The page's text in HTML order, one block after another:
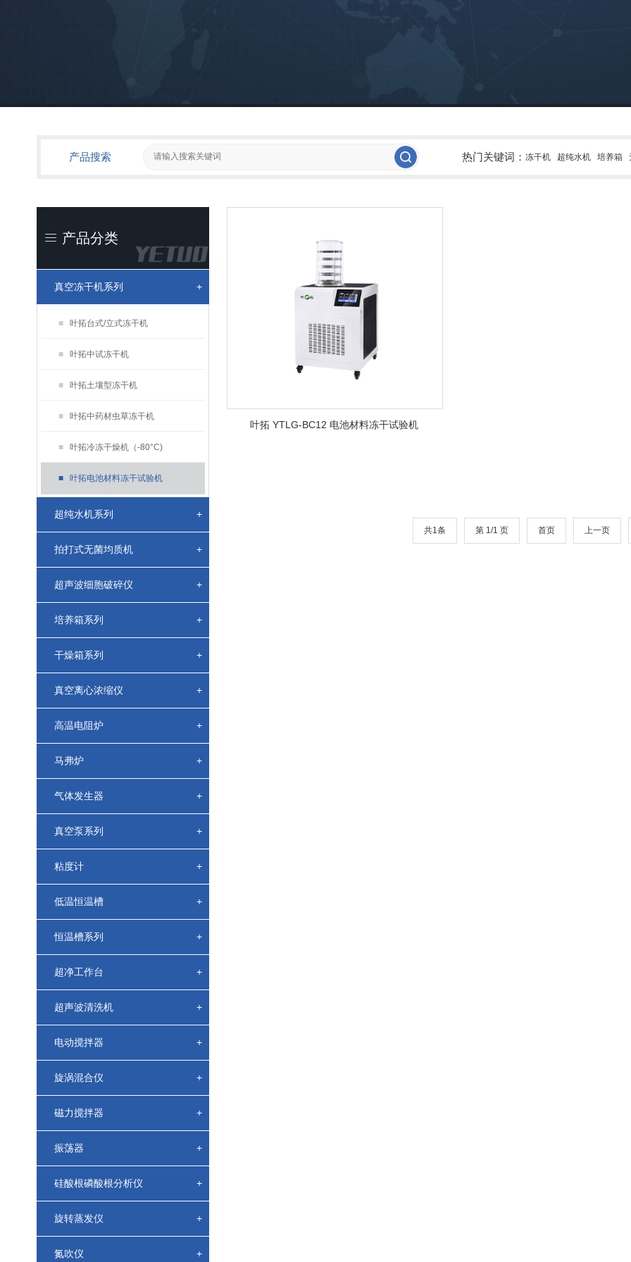
产品搜索 冻干机 超纯水机 培养箱
热门关键词：
产品分类
真空冻干机系列 +
■ 叶拓台式/立式冻干机
■ 叶拓中试冻干机
■ 叶拓土壤型冻干机
■ 叶拓中药材虫草冻干机
■ 叶拓冷冻干燥机（-80°C)
■ 叶拓电池材料冻干试验机
超纯水机系列 +
拍打式无菌均质机 +
超声波细胞破碎仪 +
培养箱系列 +
干燥箱系列 +
真空离心浓缩仪 +
高温电阻炉 +
马弗炉 +
气体发生器 +
真空泵系列 +
粘度计 +
低温恒温槽 +
恒温槽系列 +
超净工作台 +
超声波清洗机 +
电动搅拌器 +
旋涡混合仪 +
磁力搅拌器 +
振荡器 +
硅酸根磷酸根分析仪 +
旋转蒸发仪 +
氮吹仪 +
叶拓 YTLG-BC12 电池材料冻干试验机
共1条 第 1/1 页 首页 上一页